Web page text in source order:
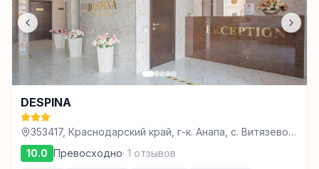
DESPINA
353417, Краснодарский край, г-к. Анапа, с. Витязево,
ул. Барханная, 6, Витязево
10.0 Превосходно· 1 отзывов